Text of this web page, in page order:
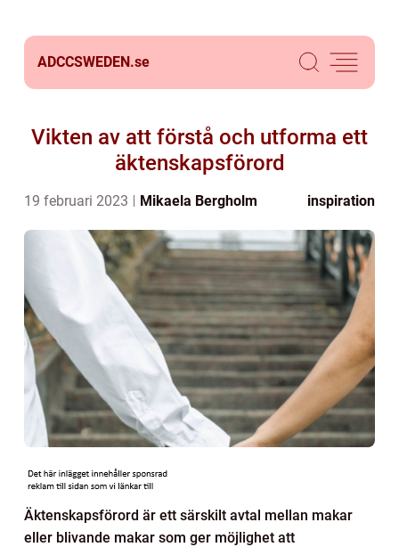
ADCCSWEDEN.se
Vikten av att förstå och utforma ett
äktenskapsförord
19 februari 2023 Mikaela Bergholm inspiration
Äktenskapsförord är ett särskilt avtal mellan makar
eller blivande makar som ger möjlighet att